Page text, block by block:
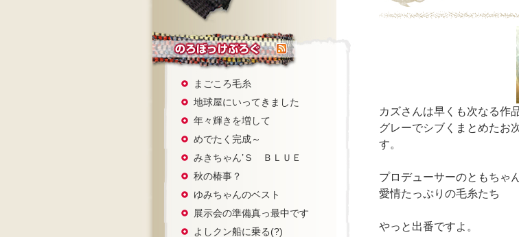
まごころ毛糸
地球屋にいってきました
年々輝きを増して
めでたく完成～
みきちゃん’Ｓ ＢＬＵＥ
秋の椿事？
ゆみちゃんのベスト
展示会の準備真っ最中です
よしクン船に乗る(?)
カズさんは早くも次なる作
グレーでシブくまとめた
す。
プロデューサーのともちゃ
愛情たっぷりの毛糸たち
やっと出番ですよ。